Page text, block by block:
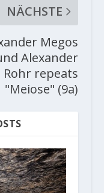
NÄCHSTE
Megos
Alexander
Rohr repeats
"Meiose" (9a)